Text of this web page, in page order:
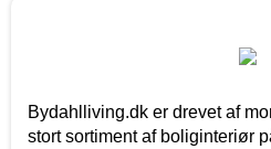
Bydahlliving.dk er drevet af
stort sortiment af boliginteriør